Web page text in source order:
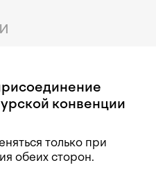
конвенции
только при
обеих сторон.